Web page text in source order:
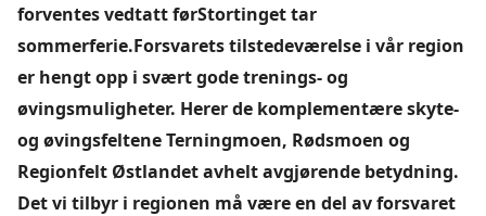
forventes vedtatt førStortinget tar
sommerferie.Forsvarets tilstedeværelse i vår region
er hengt opp i svært gode trenings- og
øvingsmuligheter. Herer de komplementære skyte-
og øvingsfeltene Terningmoen, Rødsmoen og
Regionfelt Østlandet avhelt avgjørende betydning.
Det vi tilbyr i regionen må være en del av forsvaret